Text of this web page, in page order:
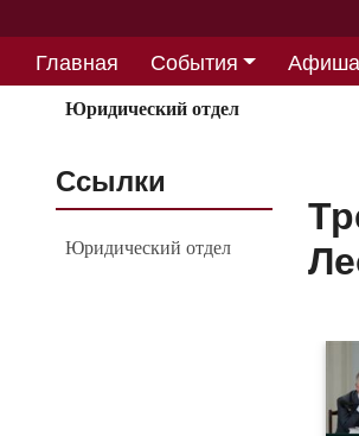
Главная События Афиша
Партнерство
Юридический отдел
Ссылки
Юридический отдел